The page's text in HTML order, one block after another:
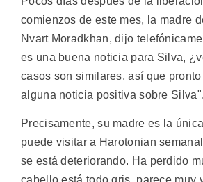
comienzos de este mes, la madre
Nvart Moradkhan, dijo
es una buena noticia para Silva,
casos son similares, así que
alguna noticia positiva sobre Silva".
Precisamente, su madre es la
puede visitar a Harotonian
se está deteriorando. Ha perdido
cabello está todo gris, parece muy